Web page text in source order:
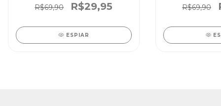
R$69,90
R$29,95
ESPIAR
R$69,90